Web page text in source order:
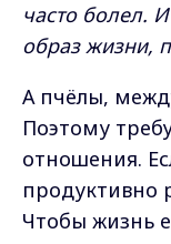
часто болел.
образ жизни,
А пчёлы,
Поэтому
отношения.
продуктивно
Чтобы жизнь